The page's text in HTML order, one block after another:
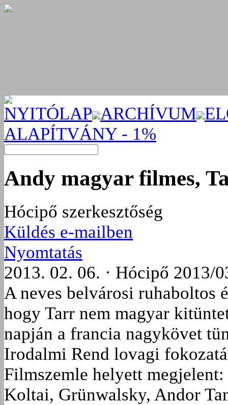
NYITÓLAP ARCHÍVUM
ALAPÍTVÁNY - 1%
Andy magyar filmes,
Hócipő szerkesztőség
Küldés e-mailben
Nyomtatás
2013. 02. 06. · Hócipő 2013/
A neves belvárosi ruhaboltos
hogy Tarr nem magyar
napján a francia nagykövet
Irodalmi Rend lovagi
Filmszemle helyett
Koltai, Grünwalsky, Andor